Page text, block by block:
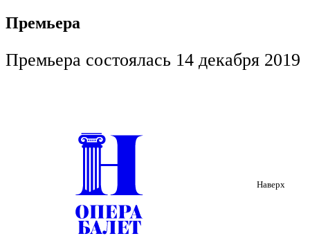
Премьера
Премьера состоялась 14 декабря 2019
Наверх